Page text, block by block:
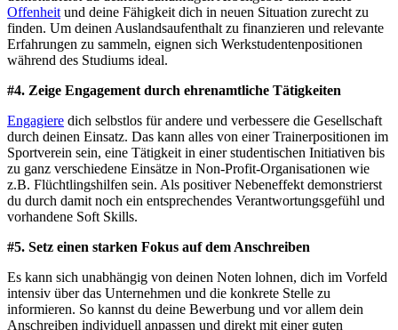
Offenheitund deine Fähigkeit dich in neuen Situation zurecht zu
finden. Um deinen Auslandsaufenthalt zu finanzieren und relevante
Erfahrungen zu sammeln, eignen sich Werkstudentenpositionen
während des Studiums ideal.
#4. Zeige Engagement durch ehrenamtliche Tätigkeiten
Engagiere dich selbstlos für andere und verbessere die Gesellschaft
durch deinen Einsatz. Das kann alles von einer Trainerpositionen im
Sportverein sein, eine Tätigkeit in einer studentischen Initiativen bis
zu ganz verschiedene Einsätze in Non-Profit-Organisationen wie
z.B. Flüchtlingshilfen sein. Als positiver Nebeneffekt demonstrierst
du durch damit noch ein entsprechendes Verantwortungsgefühl und
vorhandene Soft Skills.
#5. Setz einen starken Fokus auf dem Anschreiben
Es kann sich unabhängig von deinen Noten lohnen, dich im Vorfeld
intensiv über das Unternehmen und die konkrete Stelle zu
informieren. So kannst du deine Bewerbung und vor allem dein
Anschreiben individuell anpassen und direkt mit einer guten